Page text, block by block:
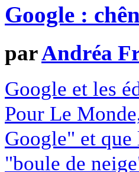
Google :
parAndréa
Google et les
Pour Le
Google" et
"boule de